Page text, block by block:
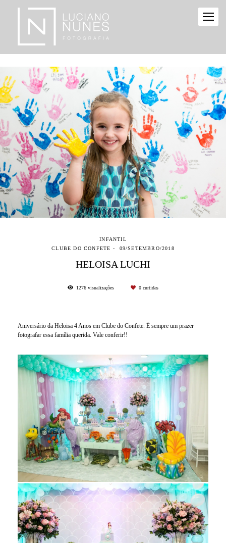
INFANTIL
CLUBE DO CONFETE
09/SETEMBRO/2018
HELOISA LUCHI
1276 visualizações 0 curtidas
Aniversário da Heloisa 4 Anos em Clube do Confete. É sempre um prazer
fotografar essa família querida. Vale conferir!!